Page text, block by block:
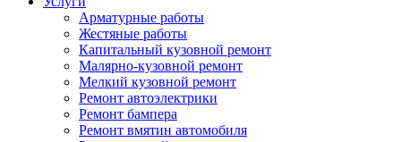
Арматурные работы
Жестяные работы
Капитальный кузовной ремонт
Малярно-кузовной ремонт
Мелкий кузовной ремонт
Ремонт автоэлектрики
Ремонт бампера
Ремонт вмятин автомобиля